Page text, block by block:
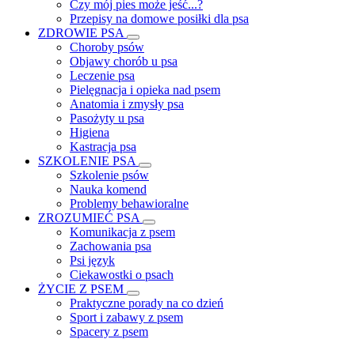
Czy mój pies może jeść...?
Przepisy na domowe posiłki dla psa
ZDROWIE PSA
Choroby psów
Objawy chorób u psa
Leczenie psa
Pielęgnacja i opieka nad psem
Anatomia i zmysły psa
Pasożyty u psa
Higiena
Kastracja psa
SZKOLENIE PSA
Szkolenie psów
Nauka komend
Problemy behawioralne
ZROZUMIEĆ PSA
Komunikacja z psem
Zachowania psa
Psi język
Ciekawostki o psach
ŻYCIE Z PSEM
Praktyczne porady na co dzień
Sport i zabawy z psem
Spacery z psem